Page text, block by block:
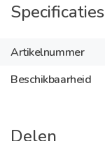
Specificaties
Artikelnummer
Beschikbaarheid
Delen